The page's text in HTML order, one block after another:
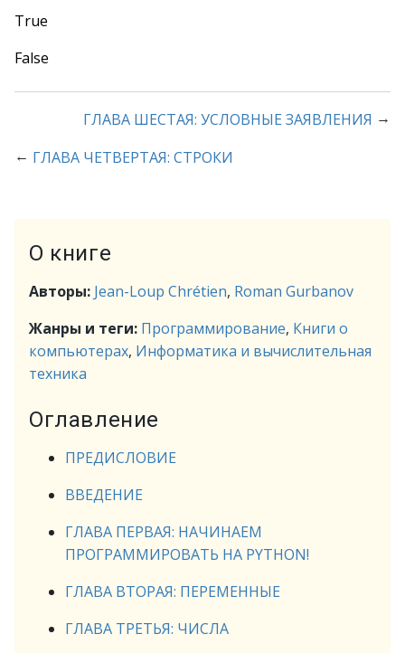
True
False
ГЛАВА ШЕСТАЯ: УСЛОВНЫЕ ЗАЯВЛЕНИЯ →
← ГЛАВА ЧЕТВЕРТАЯ: СТРОКИ
О книге
Авторы: Jean-Loup Chrétien, Roman Gurbanov
Жанры и теги: Программирование, Книги о
компьютерах, Информатика и вычислительная
техника
Оглавление
ПРЕДИСЛОВИЕ
ВВЕДЕНИЕ
ГЛАВА ПЕРВАЯ: НАЧИНАЕМ
ПРОГРАММИРОВАТЬ НА PYTHON!
ГЛАВА ВТОРАЯ: ПЕРЕМЕННЫЕ
ГЛАВА ТРЕТЬЯ: ЧИСЛА